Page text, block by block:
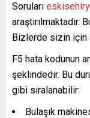
Soruları
araştırılmaktadır.
Bizlerde sizin için
F5 hata kodunun
şeklindedir. Bu
gibi sıralanabilir:
Bulaşık